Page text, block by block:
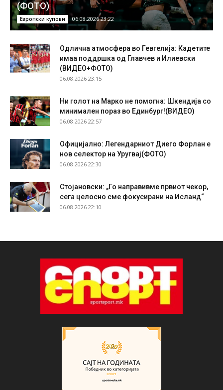
(ФОТО)
Европски купови 06.08.2026 23:22
Одлична атмосфера во Гевгелија: Кадетите
имаа поддршка од Главчев и Илиевски
(ВИДЕО+ФОТО)
06.08.2026 23:15
Ни голот на Марко не помогна: Шкендија со
минимален пораз во Единбург!(ВИДЕО)
06.08.2026 22:57
Официјално: Легендарниот Диего Форлан е
нов селектор на Уругвај(ФОТО)
06.08.2026 22:30
Стојановски: „Го направивме првиот чекор,
сега целосно сме фокусирани на Исланд“
06.08.2026 22:10